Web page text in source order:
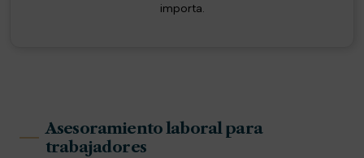
importa.
Asesoramiento laboral para
trabajadores